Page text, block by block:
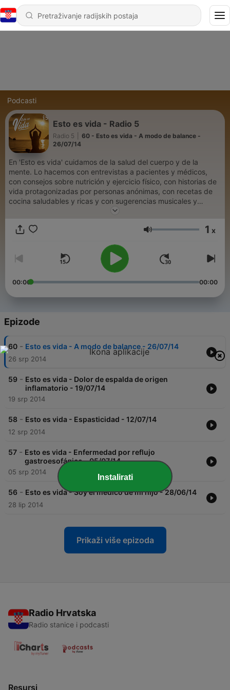
Podcasti
Esto es vida - Radio 5
Radio 5
60 - Esto es vida - A modo de balance -
26/07/14
En 'Esto es vida' cuidamos de la salud del cuerpo y de la
mente. Lo hacemos con entrevistas a pacientes y médicos,
con consejos sobre nutrición y ejercicio físico, con historias de
vida protagonizadas por personas anónimas, con recetas de
cocina saludables y ricas y con sugerencias musicales y
culturales para alimentar nuestros sentidos.
Glasnoća 1 x
00:00 00:00
Epizode
60 - Esto es vida - A modo de balance - 26/07/14
26 srp 2014
59 - Esto es vida - Dolor de espalda de origen
inflamatorio - 19/07/14
19 srp 2014
58 - Esto es vida - Espasticidad - 12/07/14
12 srp 2014
57 - Esto es vida - Enfermedad por reflujo
gastroesofágico - 05/07/14
05 srp 2014
56 - Esto es vida - Soy el médico de mi hijo - 28/06/14
28 lip 2014
Prikaži više epizoda
Radio Hrvatska
Radio stanice i podcasti
Resursi
Instalirati